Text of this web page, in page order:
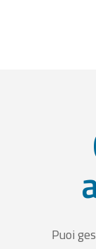
Puoi